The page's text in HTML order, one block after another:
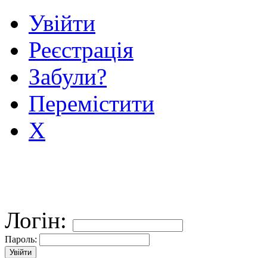
Увійти
Реєстрація
Забули?
Перемістити
X
Логін:
Пароль: